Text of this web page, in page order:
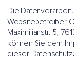
Die
Websitebetreiber
Maximilianstr. 5,
können Sie dem
dieser